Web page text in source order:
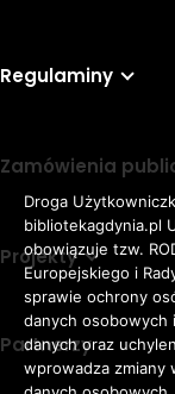
Regulaminy
Zamówienia
Projekty
Partnerzy
Droga
bibliotekagdynia.pl
obowiązuje tzw.
Europejskiego i
sprawie ochrony
danych osobowych
danych oraz
wprowadza zmiany